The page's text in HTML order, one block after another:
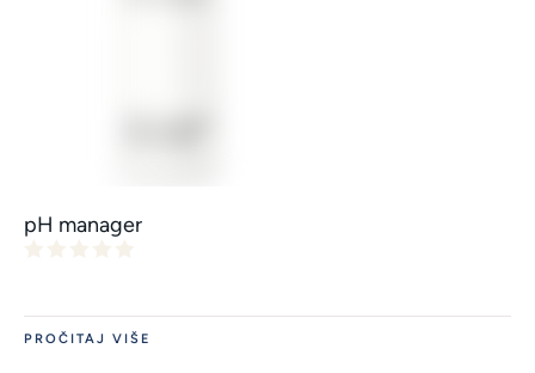
pH manager
PROČITAJ VIŠE